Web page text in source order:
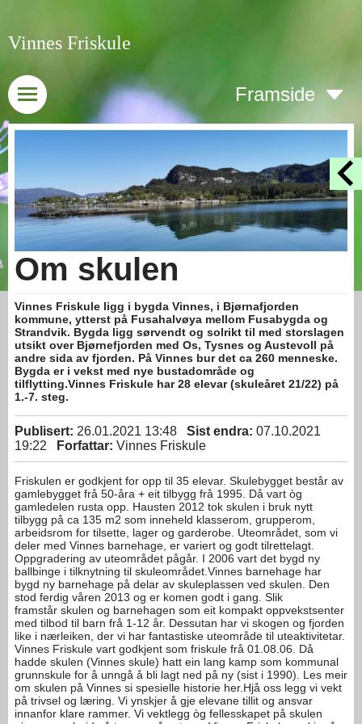
Vinnes Friskule
Framside
Om skulen
Vinnes Friskule ligg i bygda Vinnes, i Bjørnafjorden
kommune, ytterst på Fusahalvøya mellom Fusabygda og
Strandvik. Bygda ligg sørvendt og solrikt til med storslagen
utsikt over Bjørnefjorden med Os, Tysnes og Austevoll på
andre sida av fjorden. På Vinnes bur det ca 260 menneske.
Bygda er i vekst med nye bustadområde og
tilflytting.Vinnes Friskule har 28 elevar (skuleåret 21/22) på
1.-7. steg.
Publisert: 26.01.2021 13:48 Sist endra: 07.10.2021
19:22
Forfattar: Vinnes Friskule
Friskulen er godkjent for opp til 35 elevar. Skulebygget består av
gamlebygget frå 50-åra + eit tilbygg frå 1995. Då vart òg
gamledelen rusta opp. Hausten 2012 tok skulen i bruk nytt
tilbygg på ca 135 m2 som inneheld klasserom, grupperom,
arbeidsrom for tilsette, lager og garderobe. Uteområdet, som vi
deler med Vinnes barnehage, er variert og godt tilrettelagt.
Oppgradering av uteområdet pågår. I 2006 vart det bygd ny
ballbinge i tilknytning til skuleområdet.Vinnes barnehage har
bygd ny barnehage på delar av skuleplassen ved skulen. Den
stod ferdig våren 2013 og er komen godt i gang. Slik
framstår skulen og barnehagen som eit kompakt oppvekstsenter
med tilbod til barn frå 1-12 år. Dessutan har vi skogen og fjorden
like i nærleiken, der vi har fantastiske uteområde til uteaktivitetar.
Vinnes Friskule vart godkjent som friskule frå 01.08.06. Då
hadde skulen (Vinnes skule) hatt ein lang kamp som kommunal
grunnskule for å unngå å bli lagt ned på ny (sist i 1990). Les meir
om skulen på Vinnes si spesielle historie her.Hjå oss legg vi vekt
på trivsel og læring. Vi ynskjer å gje elevane tillit og ansvar
innanfor klare rammer. Vi vektlegg òg fellesskapet på skulen